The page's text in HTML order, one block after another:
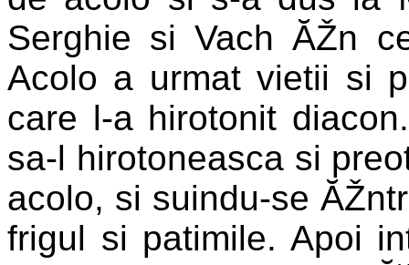
Serghie si Vach ĂŽn
Acolo a urmat vietii si
care l-a hirotonit
sa-l hirotoneasca si
acolo, si suindu-se
frigul si patimile. Apoi